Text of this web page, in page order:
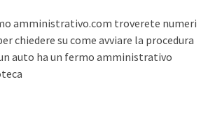
amministrativo.com troverete numeri
chiedere su come avviare la procedura
auto ha un fermo amministrativo